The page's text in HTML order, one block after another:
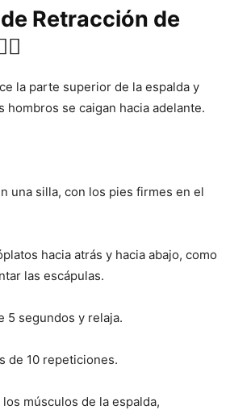
Retracción de
la parte superior de la espalda y
hombros se caigan hacia adelante.
una silla, con los pies firmes en el
hacia atrás y hacia abajo, como
las escápulas.
5 segundos y relaja.
de 10 repeticiones.
músculos de la espalda,